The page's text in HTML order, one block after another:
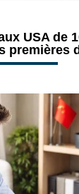
USA de
premières